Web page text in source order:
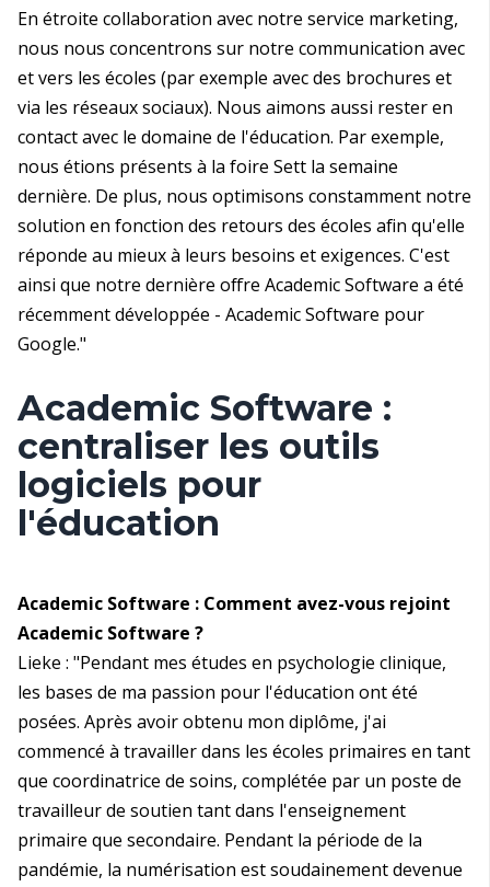
En étroite collaboration avec notre service marketing,
nous nous concentrons sur notre communication avec
et vers les écoles (par exemple avec des brochures et
via les réseaux sociaux). Nous aimons aussi rester en
contact avec le domaine de l'éducation. Par exemple,
nous étions présents à la foire Sett la semaine
dernière. De plus, nous optimisons constamment notre
solution en fonction des retours des écoles afin qu'elle
réponde au mieux à leurs besoins et exigences. C'est
ainsi que notre dernière offre Academic Software a été
récemment développée - Academic Software pour
Google."
Academic Software :
centraliser les outils
logiciels pour
l'éducation
Academic Software : Comment avez-vous rejoint
Academic Software ?
Lieke : "Pendant mes études en psychologie clinique,
les bases de ma passion pour l'éducation ont été
posées. Après avoir obtenu mon diplôme, j'ai
commencé à travailler dans les écoles primaires en tant
que coordinatrice de soins, complétée par un poste de
travailleur de soutien tant dans l'enseignement
primaire que secondaire. Pendant la période de la
pandémie, la numérisation est soudainement devenue